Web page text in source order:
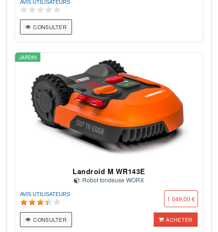
AVIS UTILISATEURS
CONSULTER
JARDIN
Landroid M WR143E
Robot tondeuse WORX
AVIS UTILISATEURS
1 049,00 €
CONSULTER ACHETER